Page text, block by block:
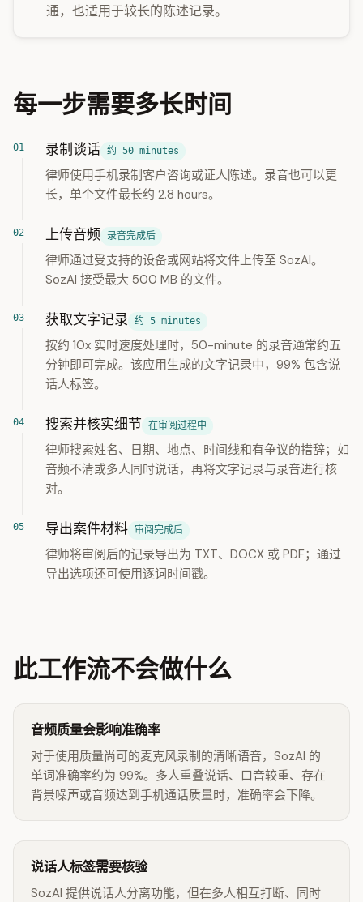
通，也适用于较长的陈述记录。
每一步需要多长时间
录制谈话 约 50 minutes
律师使用手机录制客户咨询或证人陈述。录音也可以更
长，单个文件最长约 2.8 hours。
上传音频 录音完成后
律师通过受支持的设备或网站将文件上传至 SozAI。
SozAI 接受最大 500 MB 的文件。
获取文字记录 约 5 minutes
按约 10x 实时速度处理时，50-minute 的录音通常约五
分钟即可完成。该应用生成的文字记录中，99% 包含说
话人标签。
搜索并核实细节 在审阅过程中
律师搜索姓名、日期、地点、时间线和有争议的措辞；如
音频不清或多人同时说话，再将文字记录与录音进行核
对。
导出案件材料 审阅完成后
律师将审阅后的记录导出为 TXT、DOCX 或 PDF；通过
导出选项还可使用逐词时间戳。
此工作流不会做什么
音频质量会影响准确率
对于使用质量尚可的麦克风录制的清晰语音，SozAI 的
单词准确率约为 99%。多人重叠说话、口音较重、存在
背景噪声或音频达到手机通话质量时，准确率会下降。
说话人标签需要核验
SozAI 提供说话人分离功能，但在多人相互打断、同时